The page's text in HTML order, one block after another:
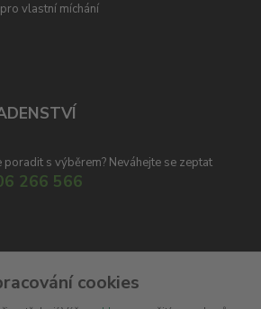
vlastní míchání
poradit s výběrem? Neváhejte se zeptat
266 566
cookies